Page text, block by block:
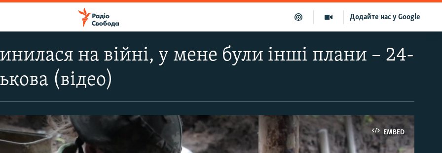
Додайте нас у Google
на війні, у мене були інші плани – 24-
(відео)
EMBED